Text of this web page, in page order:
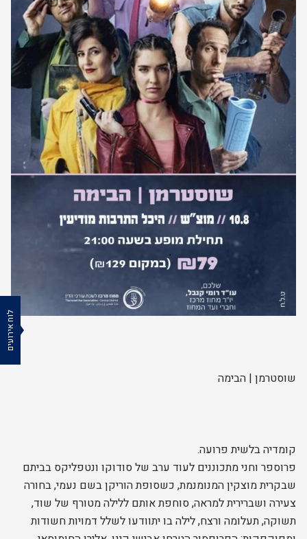
שוסטרמן | הבימה
קומדיה בלשית פרועה.
פרוספר וחני מתכוננים לעוד ערב של סודוקו ונטפליקס בביתם
שבקרית מוצקין המנומנמת, כשסופת הוריקן בשם נעמי, בחורה
צעירה ושברירית למראה, סוחפת אותם ללילה מטורף של שוד,
תשוקה, תעלומה ורצח, לילה בו יתוודעו לשלל דמויות חשודות
לוח אירועים